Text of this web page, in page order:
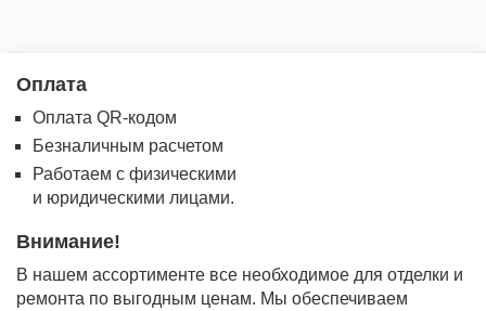
Оплата
Оплата QR-кодом
Безналичным расчетом
Работаем с физическими
и юридическими лицами.
Внимание!
В нашем ассортименте все необходимое для отделки и
ремонта по выгодным ценам. Мы обеспечиваем